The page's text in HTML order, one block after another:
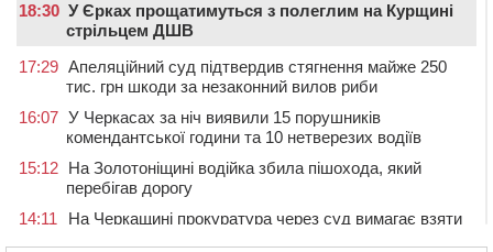
18:30 У Єрках прощатимуться з полеглим на Курщині
стрільцем ДШВ
17:29 Апеляційний суд підтвердив стягнення майже 250
тис. грн шкоди за незаконний вилов риби
16:07 У Черкасах за ніч виявили 15 порушників
комендантської години та 10 нетверезих водіїв
15:12 На Золотоніщині водійка збила пішохода, який
перебігав дорогу
14:11
На Черкащині прокуратура через суд вимагає взяти